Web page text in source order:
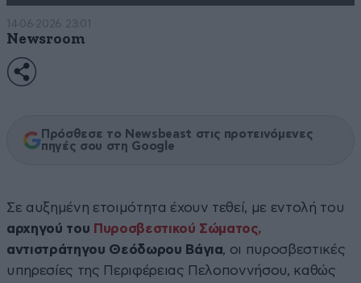
14·06·2026 23:01
Newsroom
Πρόσθεσε το Newsbeast στις προτεινόμενες
πηγές σου στη Google
Σε αυξημένη ετοιμότητα έχουν τεθεί, με εντολή του
αρχηγού του Πυροσβεστικού Σώματος,
αντιστράτηγου Θεόδωρου Βάγια, οι πυροσβεστικές
υπηρεσίες της Περιφέρειας Πελοποννήσου, καθώς